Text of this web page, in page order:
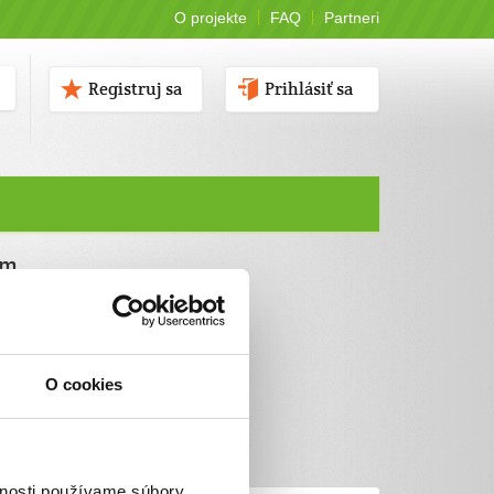
O cookies
O projekte FAQ Partneri
Prihlásiť sa
Registruj sa